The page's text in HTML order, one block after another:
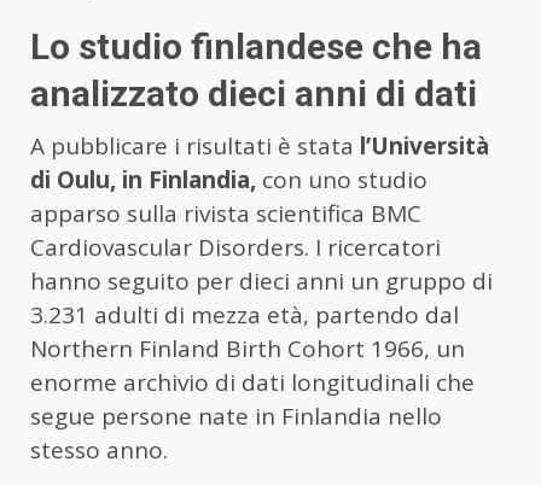
Lo studio finlandese che ha
analizzato dieci anni di dati
A pubblicare i risultati è stata l’Università
di Oulu, in Finlandia, con uno studio
apparso sulla rivista scientifica BMC
Cardiovascular Disorders. I ricercatori
hanno seguito per dieci anni un gruppo di
3.231 adulti di mezza età, partendo dal
Northern Finland Birth Cohort 1966, un
enorme archivio di dati longitudinali che
segue persone nate in Finlandia nello
stesso anno.